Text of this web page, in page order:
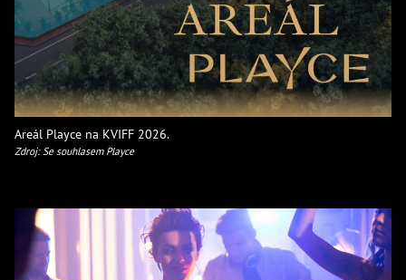
Areál Playce na KVIFF 2026.
Zdroj: Se souhlasem Playce